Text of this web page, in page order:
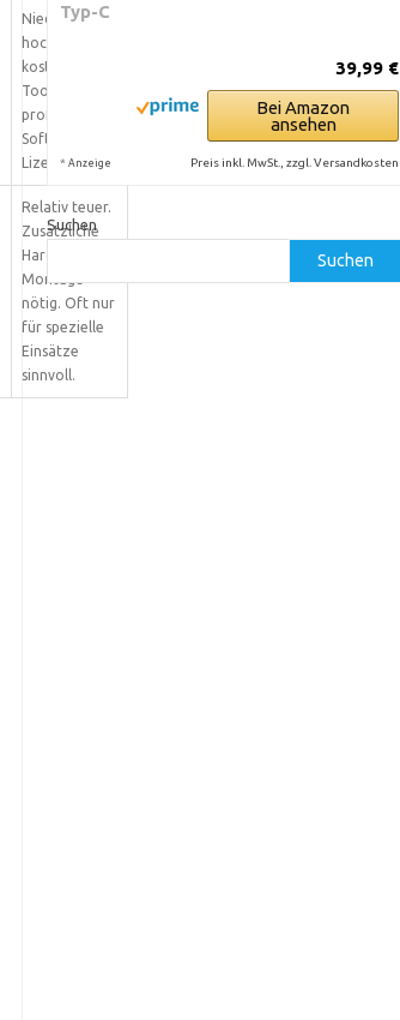
Niedrig bis
hoch. Es gibt
kostenlose
Tools und
professionelle
Software mit
Lizenzkosten.
Relativ teuer.
Zusätzliche
Hardware und
Montage
nötig. Oft nur
für spezielle
Einsätze
sinnvoll.
Typ-C
39,99 €
Bei Amazon
ansehen
* Anzeige Preis inkl. MwSt., zzgl. Versandkosten
Suchen
Suchen